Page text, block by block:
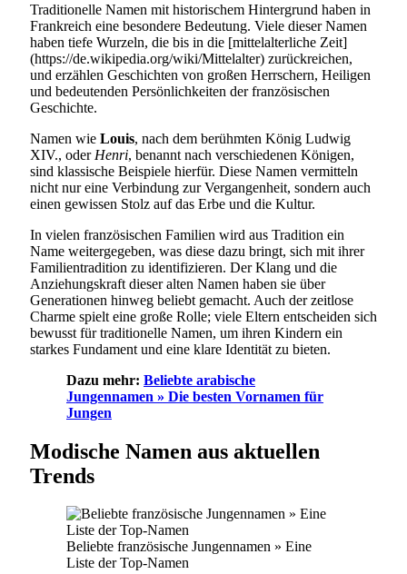
Traditionelle Namen mit historischem Hintergrund haben in
Frankreich eine besondere Bedeutung. Viele dieser Namen
haben tiefe Wurzeln, die bis in die [mittelalterliche Zeit]
(https://de.wikipedia.org/wiki/Mittelalter) zurückreichen,
und erzählen Geschichten von großen Herrschern, Heiligen
und bedeutenden Persönlichkeiten der französischen
Geschichte.
Namen wie Louis, nach dem berühmten König Ludwig
XIV., oder Henri, benannt nach verschiedenen Königen,
sind klassische Beispiele hierfür. Diese Namen vermitteln
nicht nur eine Verbindung zur Vergangenheit, sondern auch
einen gewissen Stolz auf das Erbe und die Kultur.
In vielen französischen Familien wird aus Tradition ein
Name weitergegeben, was diese dazu bringt, sich mit ihrer
Familientradition zu identifizieren. Der Klang und die
Anziehungskraft dieser alten Namen haben sie über
Generationen hinweg beliebt gemacht. Auch der zeitlose
Charme spielt eine große Rolle; viele Eltern entscheiden sich
bewusst für traditionelle Namen, um ihren Kindern ein
starkes Fundament und eine klare Identität zu bieten.
Dazu mehr: Beliebte arabische
Jungennamen » Die besten Vornamen für
Jungen
Modische Namen aus aktuellen
Trends
Beliebte französische Jungennamen » Eine
Liste der Top-Namen